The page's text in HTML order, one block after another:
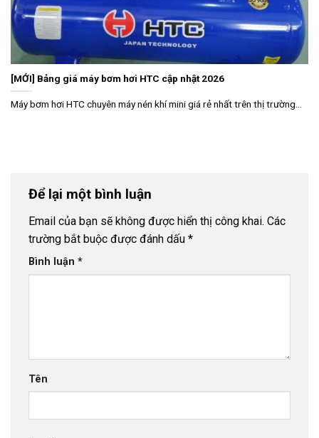
[MỚI] Bảng giá máy bơm hơi HTC cập nhật 2026
Máy bơm hơi HTC chuyên máy nén khí mini giá rẻ nhất trên thị trường...
Để lại một bình luận
Email của bạn sẽ không được hiển thị công khai. Các
trường bắt buộc được đánh dấu *
Bình luận *
Tên